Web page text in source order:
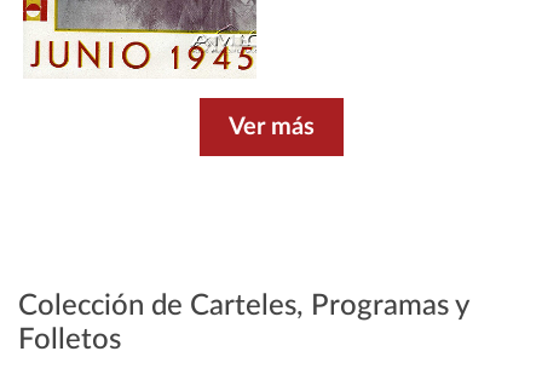
Ver más
Colección de Carteles, Programas y
Folletos